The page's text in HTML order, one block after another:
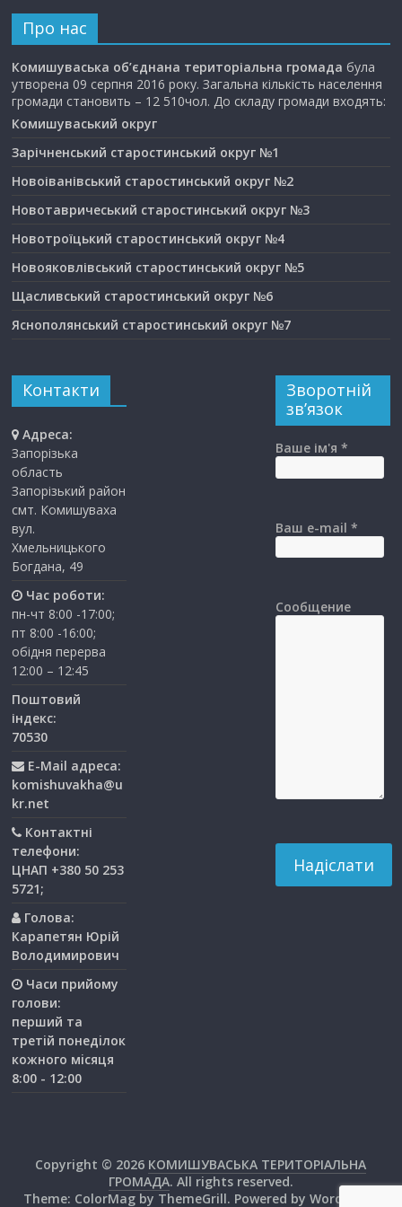
Про нас
Комишуваська об’єднана територіальна громада була
утворена 09 серпня 2016 року. Загальна кількість населення
громади становить – 12 510чол. До складу громади входять:
Комишуваський округ
Зарічненський старостинський округ №1
Новоіванівський старостинський округ №2
Новотавричеський старостинський округ №3
Новотроїцький старостинський округ №4
Новояковлівський старостинський округ №5
Щасливський старостинський округ №6
Яснополянський старостинський округ №7
Контакти
Адреса:
Запорізька
область
Запорізький район
смт. Комишуваха
вул.
Хмельницького
Богдана, 49
Час роботи:
пн-чт 8:00 -17:00;
пт 8:00 -16:00;
обідня перерва
12:00 – 12:45
Поштовий
індекс:
70530
E-Mail адреса:
komishuvakha@u
kr.net
Контактні
телефони:
ЦНАП +380 50 253
5721;
Голова:
Карапетян Юрій
Володимирович
Часи прийому
голови:
перший та
третiй понедiлок
кожного мiсяця
8:00 - 12:00
Зворотній
зв’язок
Ваше ім'я *
Ваш e-mail *
Сообщение
Copyright © 2026 КОМИШУВАСЬКА ТЕРИТОРІАЛЬНА
ГРОМАДА. All rights reserved.
Theme: ColorMagby ThemeGrill. Powered by WordPress